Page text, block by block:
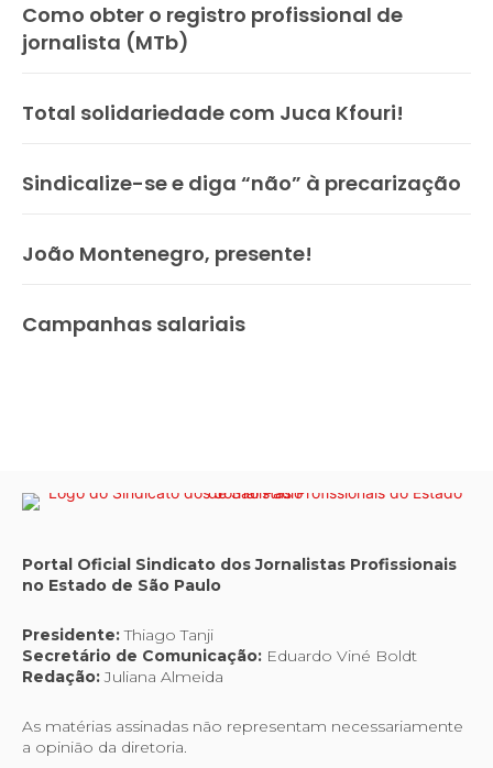
Como obter o registro profissional de
jornalista (MTb)
Total solidariedade com Juca Kfouri!
Sindicalize-se e diga “não” à precarização
João Montenegro, presente!
Campanhas salariais
Portal Oficial Sindicato dos Jornalistas Profissionais
no Estado de São Paulo
Presidente:Thiago Tanji
Secretário de Comunicação: Eduardo Viné Boldt
Redação:Juliana Almeida
As matérias assinadas não representam necessariamente
a opinião da diretoria.